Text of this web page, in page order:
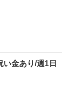
金あり/週1日